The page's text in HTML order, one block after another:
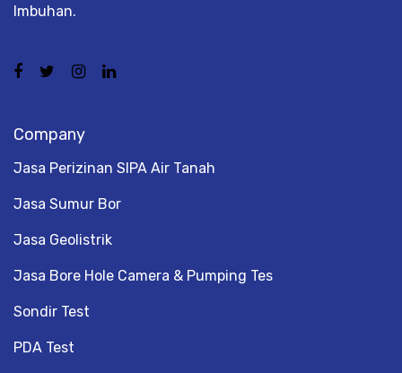
Imbuhan.
Company
Jasa Perizinan SIPA Air Tanah
Jasa Sumur Bor
Jasa Geolistrik
Jasa Bore Hole Camera & Pumping Tes
Sondir Test
PDA Test